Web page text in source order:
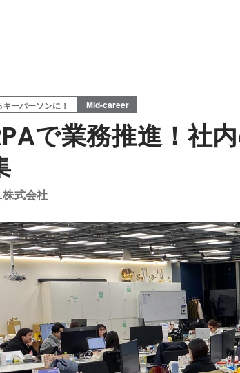
ーパーソンに！ Mid-career
で業務推進！社
株式会社